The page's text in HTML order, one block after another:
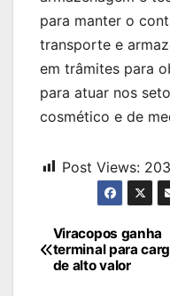
para manter o
transporte e
em trâmites para
para atuar nos
cosmético e de
Post Views: 203
Navegação
de
Viracopos ganha
terminal para
de alto valor